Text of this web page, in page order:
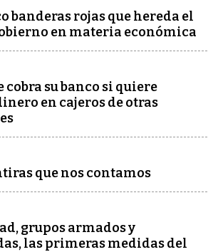
banderas rojas que hereda el
en materia económica
cobra su banco si quiere
en cajeros de otras
que nos contamos
grupos armados y
las primeras medidas del